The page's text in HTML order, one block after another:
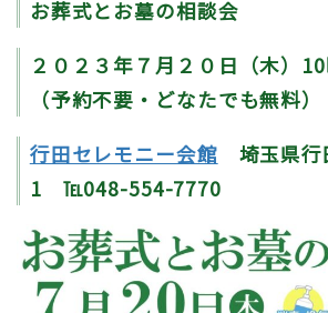
お葬式とお墓の相談会
２０２３年７月２０日（木）
（予約不要・どなたでも無料）
行田セレモニー会館 埼玉県行
1 ℡048-554-7770